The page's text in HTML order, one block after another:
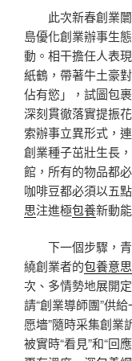
此次新春創業
島優化創業辦事生
動。相干擔任人表
紙鶴，帶著牛土豪
佔有慾」，試圖包
深刻貫徹落實提振
索辦事立異形式，
創業種子茁壯生長
館，所有的物品都
咖啡豆都必須以五
思注進極包養新動能
下一個步驟，
繞創業者的包養意思
次、多情勢地展開
請“創業導師團”供
愿墻”隨時采集創業
被實時“看見”和“回